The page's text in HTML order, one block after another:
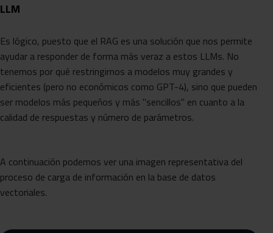
LLM
Es lógico, puesto que el RAG es una solución que nos permite
ayudar a responder de forma más veraz a estos LLMs. No
tenemos por qué restringirnos a modelos muy grandes y
eficientes (pero no económicos como GPT-4), sino que pueden
ser modelos más pequeños y más "sencillos" en cuanto a la
calidad de respuestas y número de parámetros.
A continuación podemos ver una imagen representativa del
proceso de carga de información en la base de datos
vectoriales.